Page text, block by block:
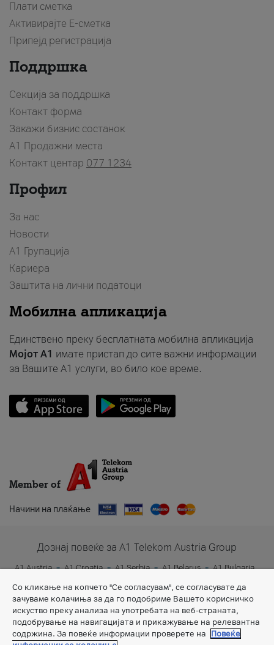
Плати сметка
Активирајте Е-сметка
Припејд регистрација
Поддршка
Секција за поддршка
Контакт форма
Закажи бизнис состанок
A1 Продажни места
Контакт центар 077 1234
Профил
За нас
Новости
А1 Групација
Кариера
Заштита на лични податоци
Мобилна апликација
Единствено преку бесплатната мобилна апликација
Мојот A1 имате пристап до сите важни информации
за Вашите A1 услуги, во било кое време.
Member of
Начини на плаќање
Дознај повеќе за A1 Telekom Austria Group
A1 Austria A1 Croatia A1 Serbia A1 Belarus
A1 Bulgaria
Со кликање на копчето "Се согласувам", се согласувате да
зачуваме колачиња за да го подобриме Вашето корисничко
искуство преку анализа на употребата на веб-страната,
подобрување на навигацијата и прикажување на релевантна
содржина. За повеќе информации проверете на
Повеќе